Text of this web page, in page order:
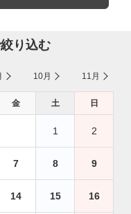
り込む
10月 11月
金 土 日
1 2
7 8 9
14 15 16